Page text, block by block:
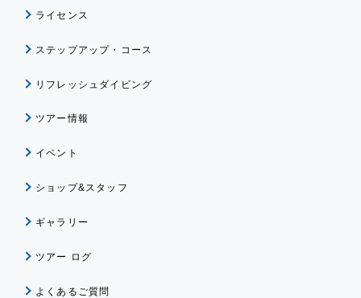
ライセンス
ステップアップ・コース
リフレッシュダイビング
ツアー情報
イベント
ショップ&スタッフ
ギャラリー
ツアー ログ
よくあるご質問